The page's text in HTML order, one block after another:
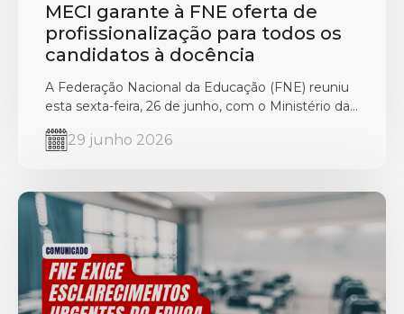
MECI garante à FNE oferta de
profissionalização para todos os
candidatos à docência
A Federação Nacional da Educação (FNE) reuniu
esta sexta-feira, 26 de junho, com o Ministério da...
29 junho 2026